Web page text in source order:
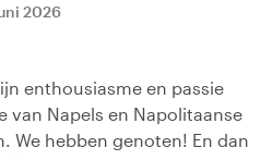
2026
enthousiasme en passie
van Napels en Napolitaanse
We hebben genoten! En dan